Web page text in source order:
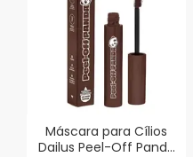
Máscara para Cílios
Dailus Peel-Off Panda